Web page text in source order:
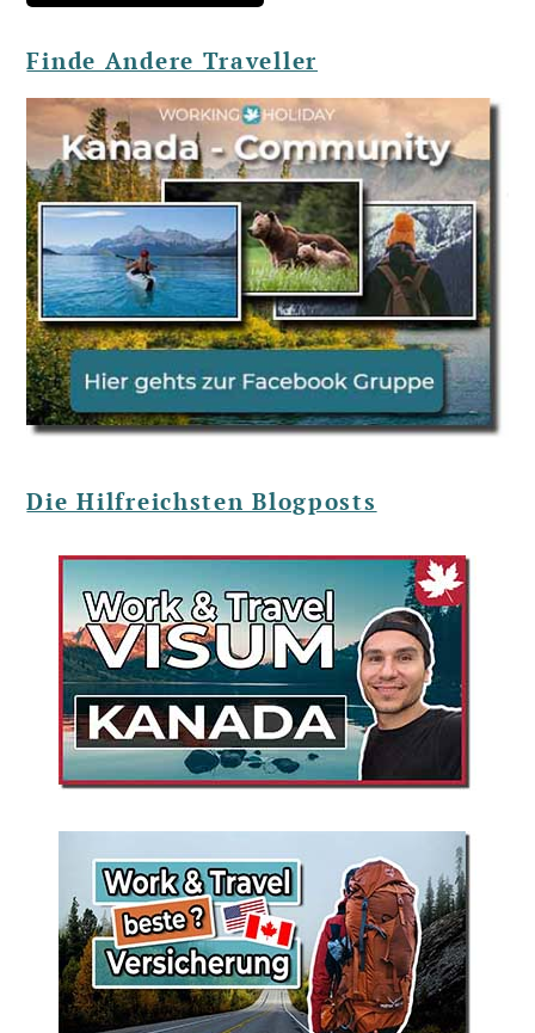
Finde Andere Traveller
Die Hilfreichsten Blogposts